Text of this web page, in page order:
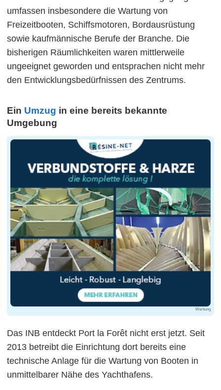
umfassen insbesondere die Wartung von
Freizeitbooten, Schiffsmotoren, Bordausrüstung
sowie kaufmännische Berufe der Branche. Die
bisherigen Räumlichkeiten waren mittlerweile
ungeeignet geworden und entsprachen nicht mehr
den Entwicklungsbedürfnissen des Zentrums.
Ein Umzug in eine bereits bekannte
Umgebung
Werbung
Das INB entdeckt Port la Forêt nicht erst jetzt. Seit
2013 betreibt die Einrichtung dort bereits eine
technische Anlage für die Wartung von Booten in
unmittelbarer Nähe des Yachthafens.